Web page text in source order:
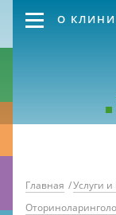
О
Главная /Услуги